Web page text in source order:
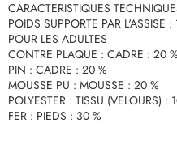
CARACTERISTIQUES
POIDS SUPPORTE PAR L'ASSISE
POUR LES ADULTES
CONTRE PLAQUE : CADRE : 20 %
PIN : CADRE : 20 %
MOUSSE PU : MOUSSE : 20 %
POLYESTER : TISSU (VELOURS)
FER : PIEDS : 30 %